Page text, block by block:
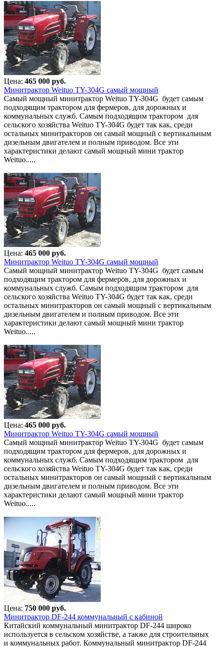
Цена: 465 000 руб.
Минитрактор Weituo TY-304G самый мощный
Самый мощный минитрактор Weituo TY-304G будет самым
подходящим трактором для фермеров, для дорожных и
коммунальных служб. Самым подходящим трактором для
сельского хозяйства Weituo TY-304G будет так как, среди
остальных минитракторов он самый мощный с вертикальным
дизельным двигателем и полным приводом. Все эти
характеристики делают самый мощный мини трактор
Weituo.....
Цена: 465 000 руб.
Минитрактор Weituo TY-304G самый мощный
Самый мощный минитрактор Weituo TY-304G будет самым
подходящим трактором для фермеров, для дорожных и
коммунальных служб. Самым подходящим трактором для
сельского хозяйства Weituo TY-304G будет так как, среди
остальных минитракторов он самый мощный с вертикальным
дизельным двигателем и полным приводом. Все эти
характеристики делают самый мощный мини трактор
Weituo.....
Цена: 465 000 руб.
Минитрактор Weituo TY-304G самый мощный
Самый мощный минитрактор Weituo TY-304G будет самым
подходящим трактором для фермеров, для дорожных и
коммунальных служб. Самым подходящим трактором для
сельского хозяйства Weituo TY-304G будет так как, среди
остальных минитракторов он самый мощный с вертикальным
дизельным двигателем и полным приводом. Все эти
характеристики делают самый мощный мини трактор
Weituo.....
Цена: 750 000 руб.
Минитрактор DF-244 коммунальный с кабиной
Китайский коммунальный минитрактор DF-244 широко
используется в сельском хозяйстве, а также для строительных
и коммунальных работ. Коммунальный минитрактор DF-244